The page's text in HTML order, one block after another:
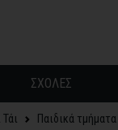
ΣΧΟΛΕΣ
Παιδικά τμήματα